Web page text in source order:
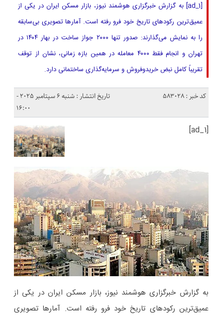
[ad_1] به گزارش خبرگزاری هوشمند نیوز، بازار مسکن ایران در یکی از
عمیق‌ترین رکودهای تاریخ خود فرو رفته است. آمارها تصویری بی‌سابقه
را به نمایش می‌گذارند: صدور تنها ۲۰۰۰ جواز ساخت در بهار ۱۴۰۴ در
تهران و انجام فقط ۴۰۰۰ معامله در همین بازه زمانی، نشان از توقف
تقریباً کامل نبض خریدوفروش و سرمایه‌گذاری ساختمانی دارد.
کد خبر : 583028
تاریخ انتشار : شنبه 6 سپتامبر 2025 -
16:00
[ad_1]
به گزارش خبرگزاری هوشمند نیوز، بازار مسکن ایران در یکی از
عمیق‌ترین رکودهای تاریخ خود فرو رفته است. آمارها تصویری